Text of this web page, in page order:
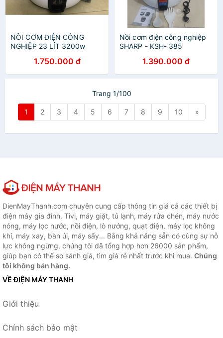
NỒI CƠM ĐIỆN CÔNG
NGHIỆP 23 LÍT 3200w
1.750.000 đ
Nồi cơm điện công nghiệp
SHARP - KSH- 385
1.390.000 đ
Trang 1/100
1 2 3 4 5 6 7 8 9 10 »
DienMayThanh.com chuyên cung cấp thông tin giá cả các thiết bị
điện máy gia đình. Tivi, máy giặt, tủ lạnh, máy rửa chén, máy nước
nóng, máy lọc nước, nồi điện, lò nướng, quạt điện, máy lọc không
khí, máy xay, bàn ủi, máy sấy... Bằng khả năng sẵn có cùng sự nỗ
lực không ngừng, chúng tôi đã tổng hợp hơn 26000 sản phẩm,
giúp bạn có thể so sánh giá, tìm giá rẻ nhất trước khi mua. Chúng
tôi không bán hàng.
VỀ ĐIỆN MÁY THANH
Giới thiệu
Chính sách bảo mật